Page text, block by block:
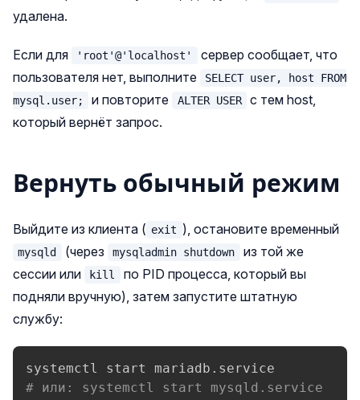
удалена.
Если для 'root'@'localhost'
сервер сообщает, что
пользователя нет, выполните
SELECT user, host FROM
mysql.user;
и повторите ALTER USER
с тем host,
который вернёт запрос.
Вернуть обычный режим
Выйдите из клиента ( exit ), остановите временный
mysqld (через mysqladmin shutdown
из той же
сессии или
kill
по PID процесса, который вы
подняли вручную), затем запустите штатную
службу:
# или: systemctl start mysqld.service